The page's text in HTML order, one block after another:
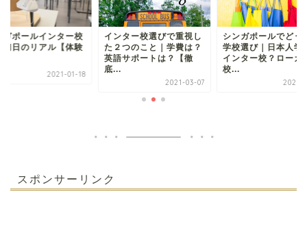
ガポールインター校
初日のリアル【体験
2021-01-18
インター校選びで重視し
た２つのこと｜学費は？
英語サポートは？【徹
底...
2021-03-07
シンガポールでどう
学校選び｜日本人学
インター校？ローカ
校...
2021-
スポンサーリンク